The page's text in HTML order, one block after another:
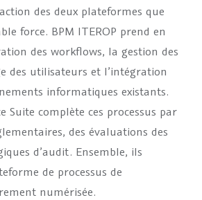
des deux plateformes que
force. BPM ITEROP prend en
des workflows, la gestion des
des utilisateurs et l’intégration
informatiques existants.
Suite complète ces processus par
des évaluations des
d’audit. Ensemble, ils
de processus de
numérisée.